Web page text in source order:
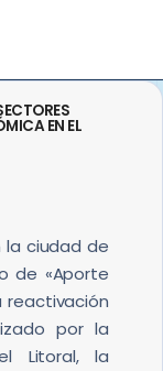
EN EL
la ciudad de
de «Aporte
por la
Litoral, la